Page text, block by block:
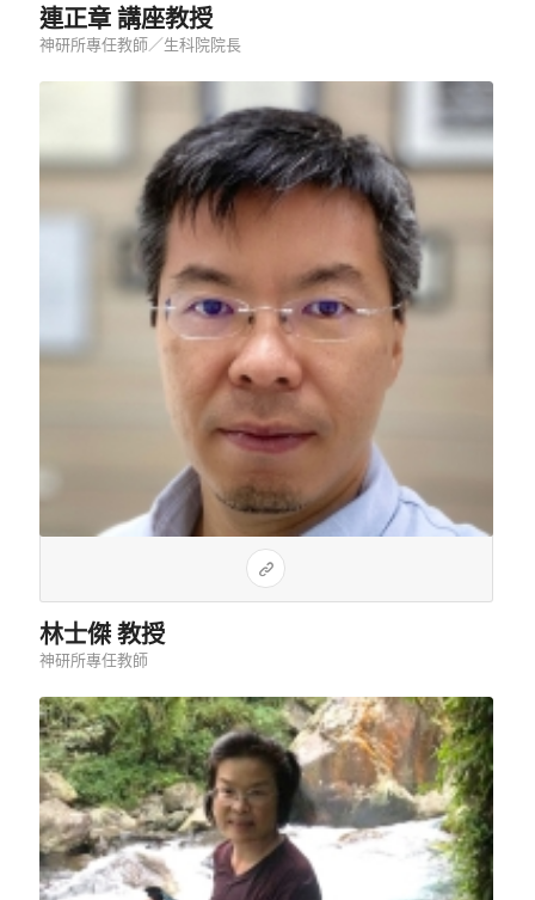
連正章 講座教授
神研所專任教師／生科院院長
林士傑 教授
神研所專任教師